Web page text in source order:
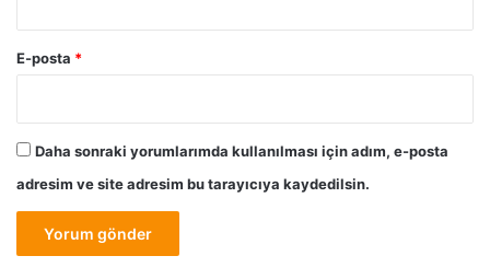
E-posta *
Daha sonraki yorumlarımda kullanılması için adım, e-posta
adresim ve site adresim bu tarayıcıya kaydedilsin.